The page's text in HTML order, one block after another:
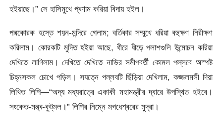
হইয়াছে।” সে হাসিমুখে প্ৰণাম করিয়া বিদায় হইল।
পদ্মকোরক হস্তে শয়ন-মন্দিরে গেলাম; বর্তিকার সম্মুখে ধরিয়া বহুক্ষণ নিরীক্ষণ
করিলাম। কোরকটি মুদিত হইয়া আছে, ধীরে ধীড়ে পলাশগুলি উন্মোচন করিয়া
দেখিতে লাগিলাম। দেখিতে দেখিতে নাভির সমীপবর্তী কোমল পল্লবে অস্পষ্ট
চিহ্নসকল চোখে পড়িল। সযত্নে পল্লবটি ছিঁড়িয়া দেখিলাম, কজ্জলমসী দিয়া
লিখিত লিপি—“অদ্য মধ্যরাত্রে একাকী মহামন্ত্রীর দ্বারে উপস্থিত হইবে।
সংকেত-মন্ত্ৰ-কুট্‌মল।” লিপির নিম্নে মগধেশ্বরের মুদ্রা।